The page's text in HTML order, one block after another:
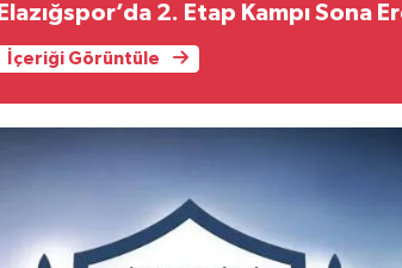
Elazığspor’da 2. Etap Kampı Sona
İçeriği Görüntüle